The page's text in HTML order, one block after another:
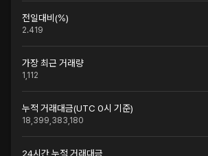
전일대비(%)
2.419
가장 최근 거래량
1,112
누적 거래대금(UTC 0시 기준)
18,399,383,180
24시간 누적 거래대금